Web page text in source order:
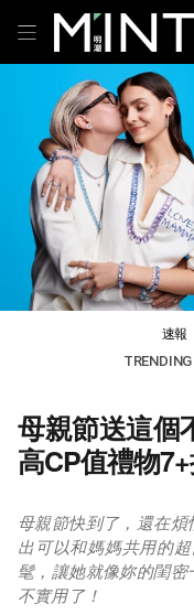
速報
TRENDING
母親節送這個
高CP值禮物
母親節快到了，還在
出可以和媽媽共用的
髦，讓她就像妳的閨
不實用了！